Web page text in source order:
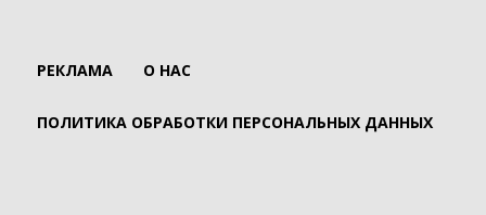
РЕКЛАМА О НАС
ПОЛИТИКА ОБРАБОТКИ ПЕРСОНАЛЬНЫХ ДАННЫХ